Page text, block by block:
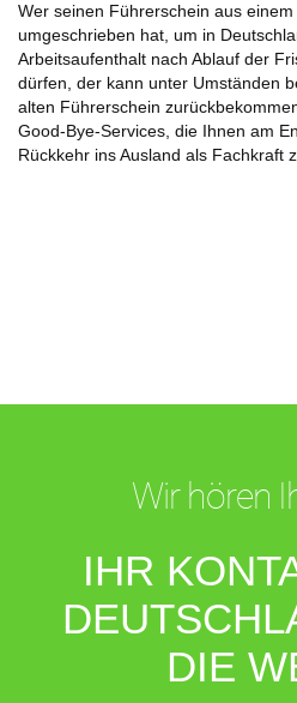
Wer seinen Führerschein aus
umgeschrieben hat, um in
Arbeitsaufenthalt nach Ablauf der
dürfen, der kann unter Umständen
alten Führerschein
Good-Bye-Services, die Ihnen am
Rückkehr ins Ausland als Fachkraft
Wir hören
IHR
DIE